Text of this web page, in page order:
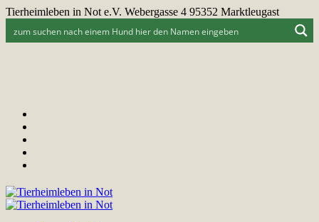
Tierheimleben in Not e.V. Webergasse 4 95352 Marktleugast